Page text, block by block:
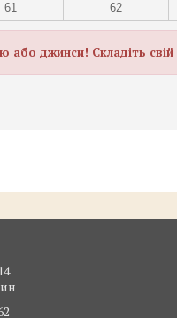
61 62
або джинси! Складіть